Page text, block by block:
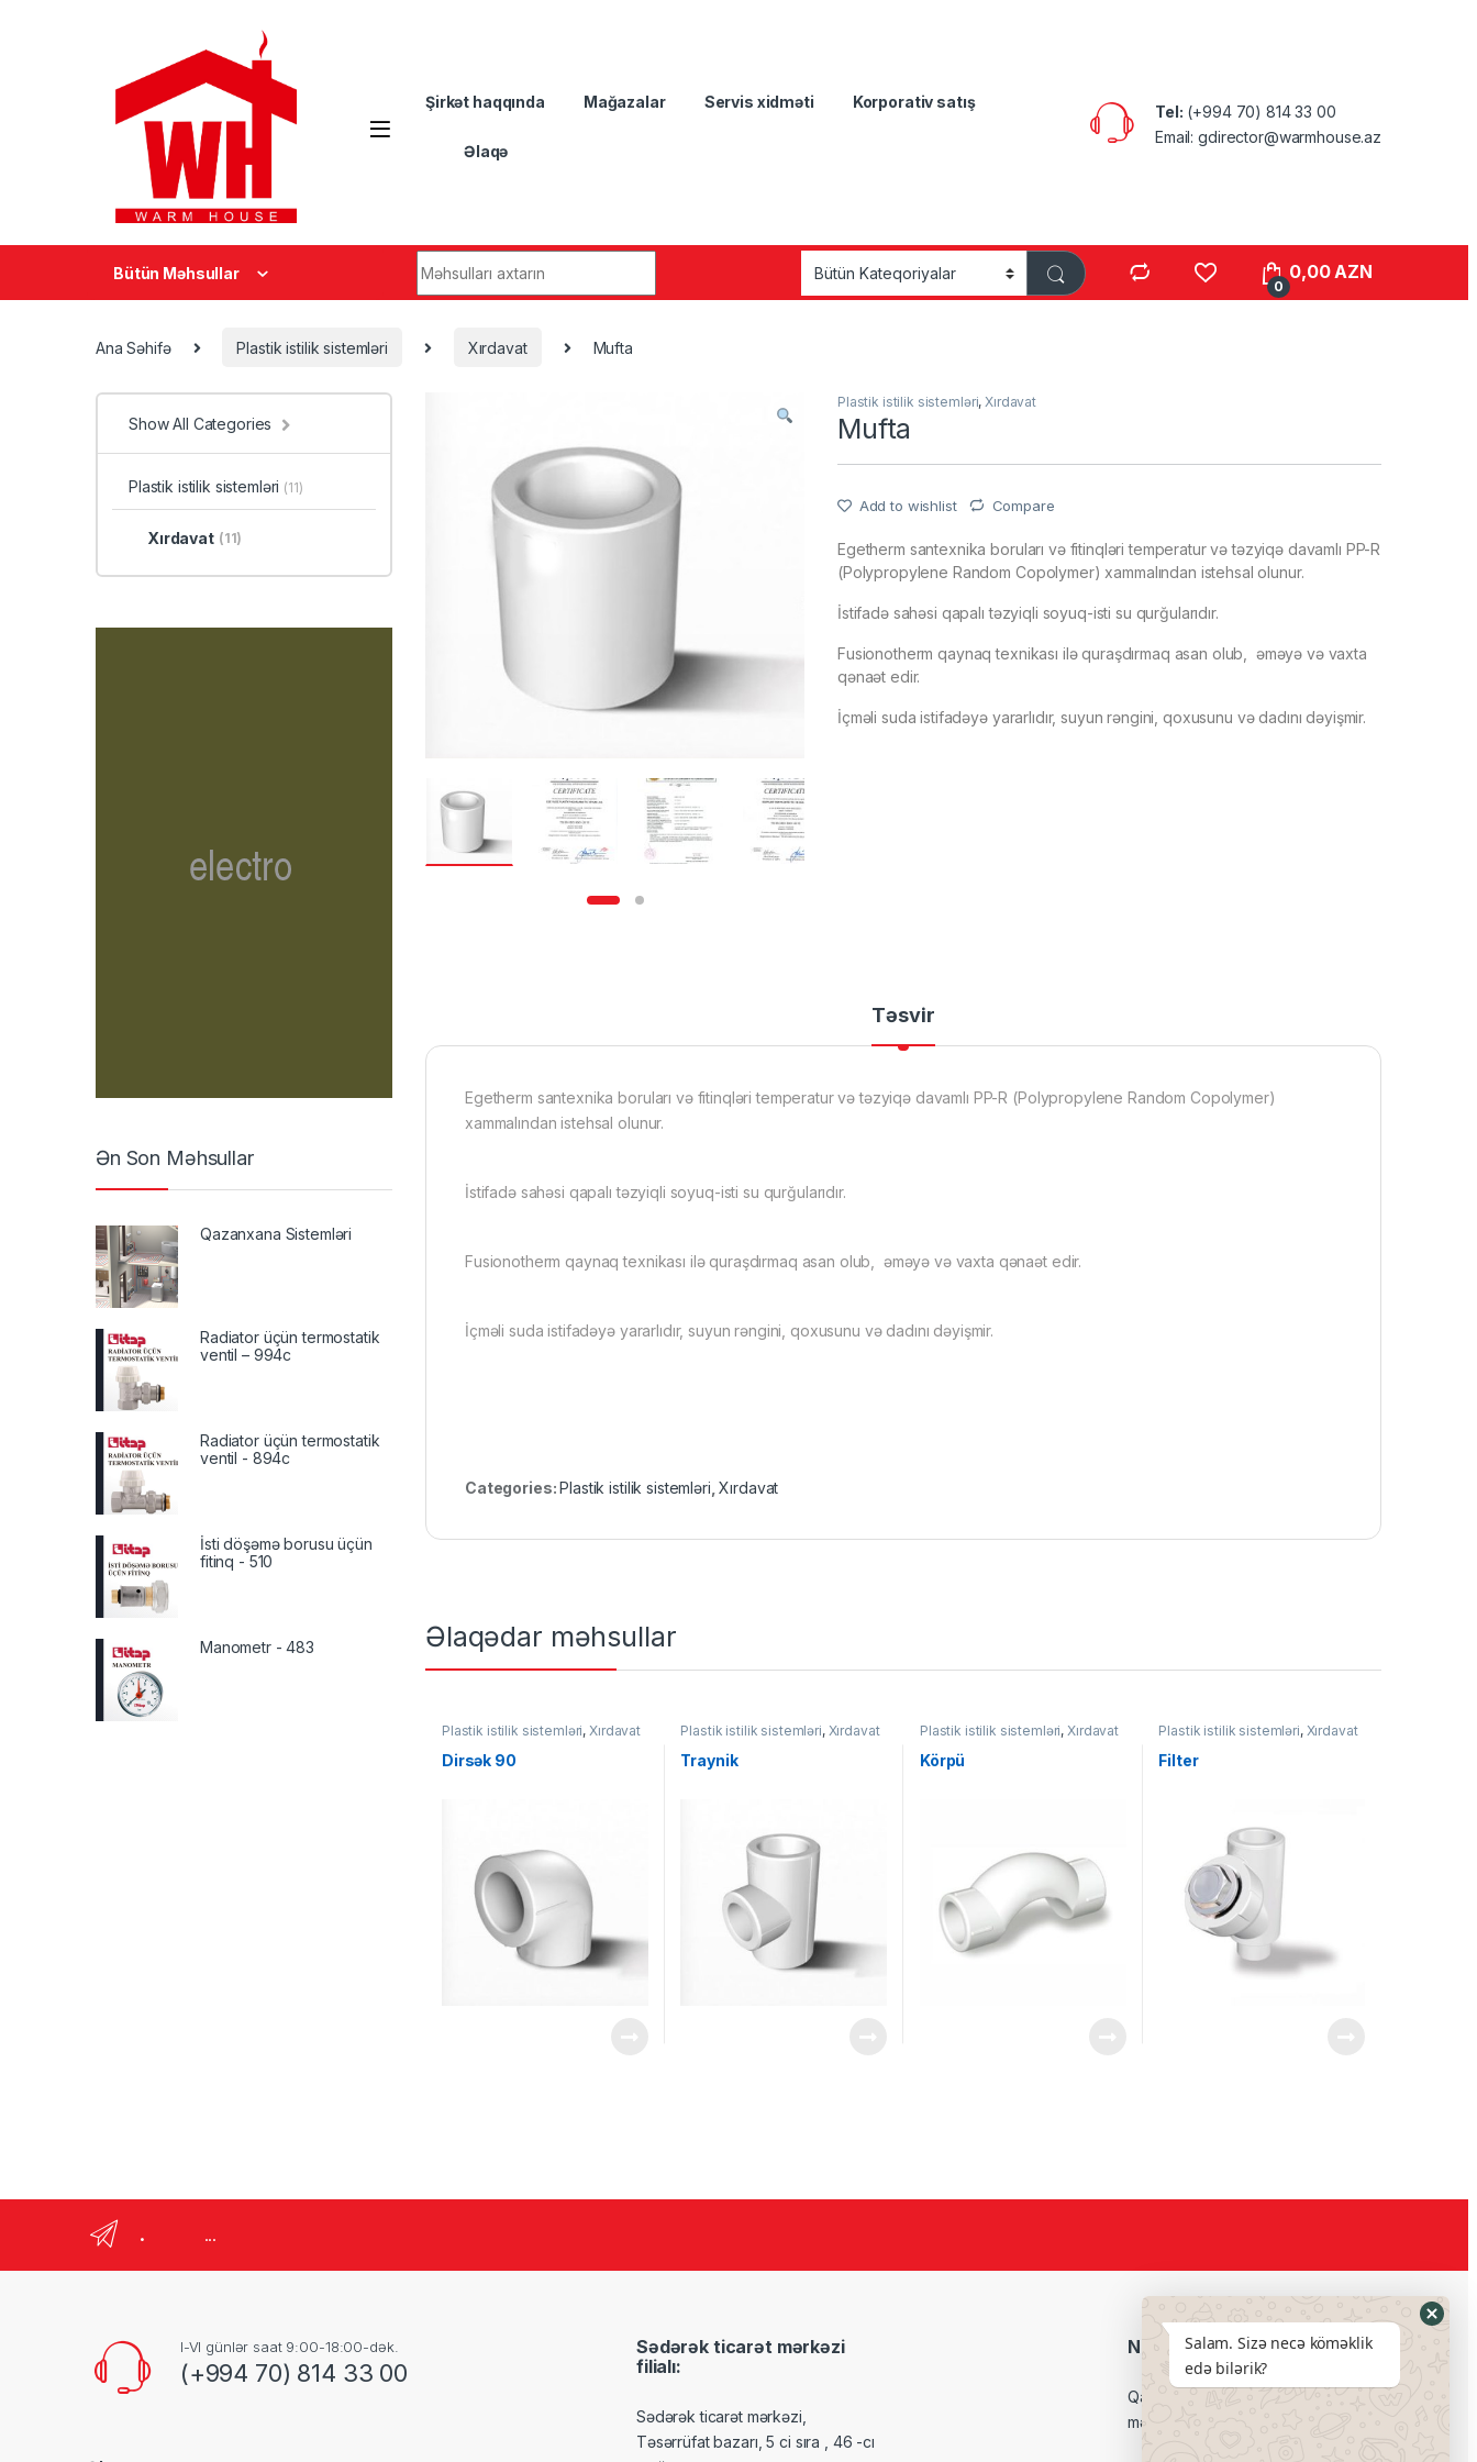
Şirkət haqqında Mağazalar Servis xidməti Korporativ satış
Əlaqə
Tel: (+994 70) 814 33 00
Email: gdirector@warmhouse.az
Bütün Məhsullar
0
0,00AZN
Ana Səhifə Plastik istilik sistemləri Xırdavat Mufta
Plastik istilik sistemləri, Xırdavat
Mufta
Add to wishlist Compare
Egetherm santexnika boruları və fitinqləri temperatur və təzyiqə davamlı PP-R
(Polypropylene Random Copolymer) xammalından istehsal olunur.
İstifadə sahəsi qapalı təzyiqli soyuq-isti su qurğularıdır.
Fusionotherm qaynaq texnikası ilə quraşdırmaq asan olub, əməyə və vaxta
qənaət edir.
İçməli suda istifadəyə yararlıdır, suyun rəngini, qoxusunu və dadını dəyişmir.
Təsvir
Egetherm santexnika boruları və fitinqləri temperatur və təzyiqə davamlı PP-R (Polypropylene Random Copolymer)
xammalından istehsal olunur.
İstifadə sahəsi qapalı təzyiqli soyuq-isti su qurğularıdır.
Fusionotherm qaynaq texnikası ilə quraşdırmaq asan olub, əməyə və vaxta qənaət edir.
İçməli suda istifadəyə yararlıdır, suyun rəngini, qoxusunu və dadını dəyişmir.
Categories:Plastik istilik sistemləri ,Xırdavat
Əlaqədar məhsullar
Plastik istilik sistemləri, Xırdavat
Dirsək 90
Plastik istilik sistemləri, Xırdavat
Traynik
Plastik istilik sistemləri, Xırdavat
Körpü
Plastik istilik sistemləri, Xırdavat
Filter
Show All Categories
Plastik istilik sistemləri (11)
Xırdavat (11)
Ən Son Məhsullar
Qazanxana Sistemləri
Radiator üçün termostatik
ventil – 994c
Radiator üçün termostatik
ventil - 894c
İsti döşəmə borusu üçün
fitinq - 510
Manometr - 483
. ...
I-VI günlər saat 9:00-18:00-dək.
(+994 70) 814 33 00
Sədərək ticarət mərkəzi
filialı:
Sədərək ticarət mərkəzi,
Təsərrüfat bazarı, 5 ci sıra , 46 -cı
Neftçilər filialı:
Qara Qarayev pr.102, Lotos ticarət
mərkəzi ilə üzbəüz.
Salam. Sizə necə köməklik
edə bilərik?